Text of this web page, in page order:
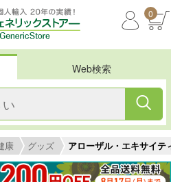
0
Web検索
康 グッズ アローザル・エキサイテ